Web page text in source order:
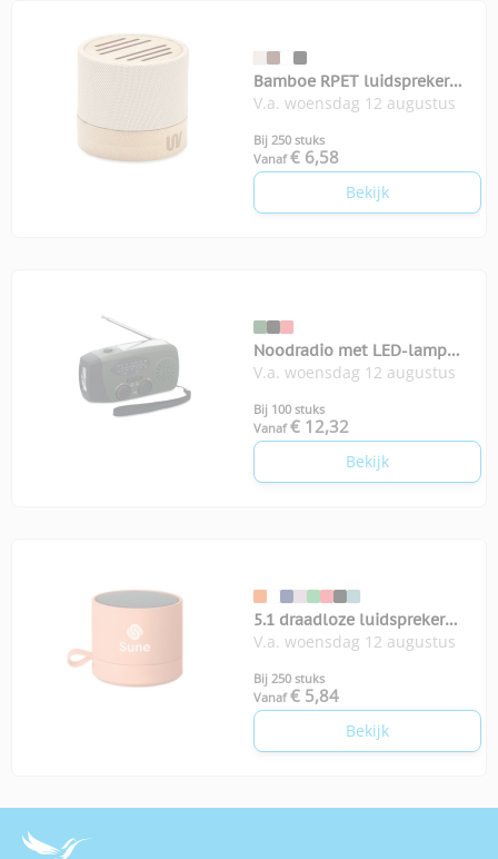
Bamboe RPET luidspreker
Bool
V.a. woensdag 12 augustus
Bij 250 stuks
Vanaf € 6,58
Bekijk
Noodradio met LED-lamp
Onda
V.a. woensdag 12 augustus
Bij 100 stuks
Vanaf € 12,32
Bekijk
5.1 draadloze luidspreker
Recar
V.a. woensdag 12 augustus
Bij 250 stuks
Vanaf € 5,84
Bekijk